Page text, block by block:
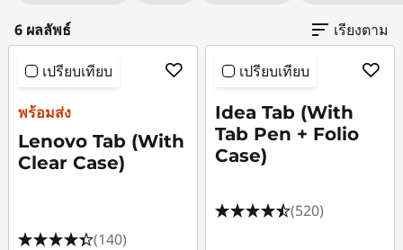
ด็
นิ้
6 ผลลัพธ์ เรียงตาม
เปรียบเทียบ
พร้อมส่ง
Lenovo Tab (With
Clear Case)
(140)
เปรียบเทียบ
Idea Tab (With
Tab Pen + Folio
Case)
(520)